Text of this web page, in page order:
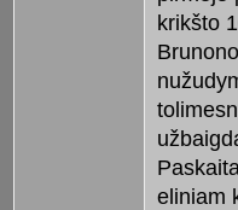
krikšto
eliniam